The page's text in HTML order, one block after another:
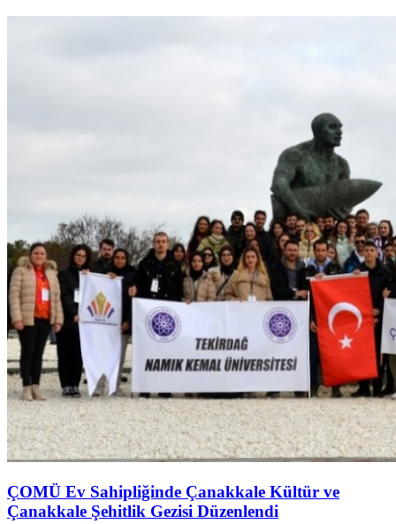
ÇOMÜ Ev Sahipliğinde Çanakkale Kültür ve
Çanakkale Şehitlik Gezisi Düzenlendi